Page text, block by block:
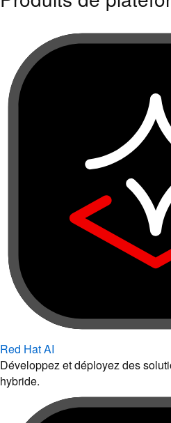
Red Hat AI
Développez et déployez des
hybride.